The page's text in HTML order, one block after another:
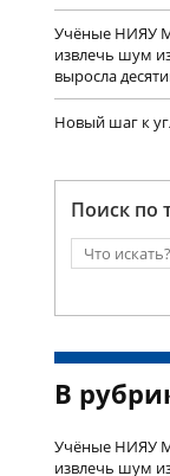
Учëные НИЯУ
извлечь шум
выросла
Новый шаг к
Поиск по
В
Учëные НИЯУ
извлечь шум